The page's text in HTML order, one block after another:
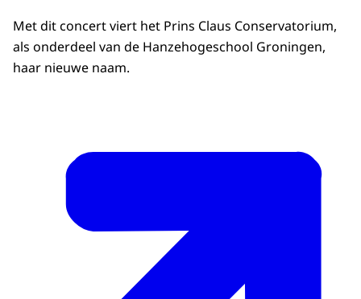
Met dit concert viert het Prins Claus Conservatorium,
als onderdeel van de Hanzehogeschool Groningen,
haar nieuwe naam.